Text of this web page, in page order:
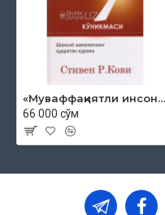
«Муваффақиятли инсонларнинг 7 кўникмаси»
66 000 сўм